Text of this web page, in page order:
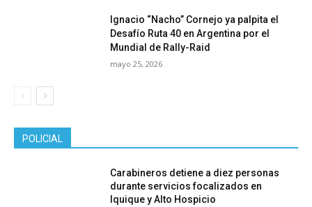
Ignacio “Nacho” Cornejo ya palpita el
Desafío Ruta 40 en Argentina por el
Mundial de Rally-Raid
mayo 25, 2026
POLICIAL
Carabineros detiene a diez personas
durante servicios focalizados en
Iquique y Alto Hospicio